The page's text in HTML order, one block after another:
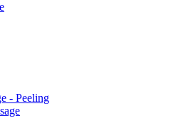
- Peeling